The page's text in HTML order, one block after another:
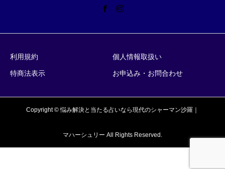
利用規約 個人情報取扱い
特商法表示 お申込み・お問合わせ
Copyright © 悩み解決と当たる占いなら現代のシャーマン沙羅｜
マハーシュリー All Rights Reserved.